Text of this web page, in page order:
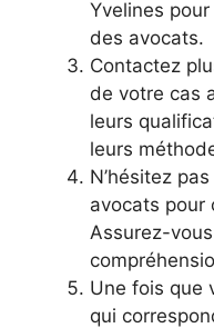
Yvelines
des avocats.
Contactez
de votre cas
leurs
leurs
N’hésitez
avocats pour
Assurez-
Une fois que
qui